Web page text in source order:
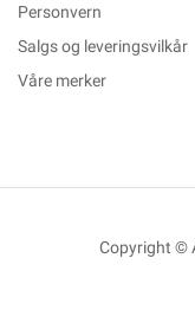
Personvern
Salgs og leveringsvilkår
Våre merker
Copyright ©